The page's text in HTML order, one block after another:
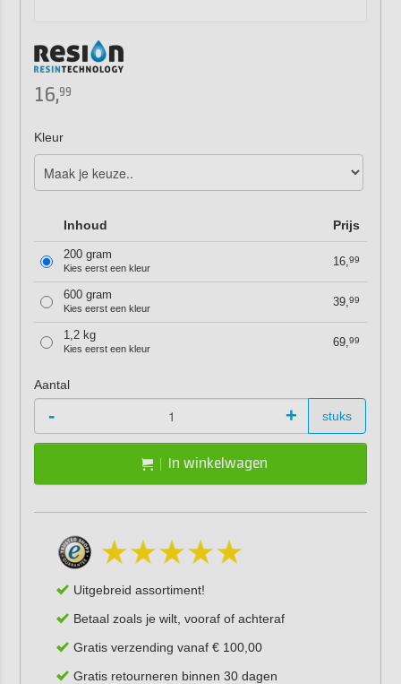
16,99
Kleur
Inhoud Prijs
200 gram
Kies eerst een kleur 16,99
600 gram
Kies eerst een kleur 39,99
1,2 kg
Kies eerst een kleur 69,99
Aantal
- + stuks
In winkelwagen
Uitgebreid assortiment!
Betaal zoals je wilt, vooraf of achteraf
Gratis verzending vanaf € 100,00
Gratis retourneren binnen 30 dagen